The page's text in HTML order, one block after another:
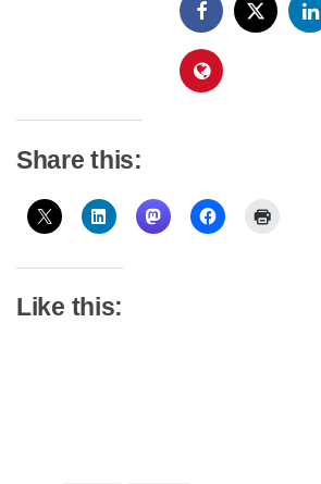
Share this:
Like this: